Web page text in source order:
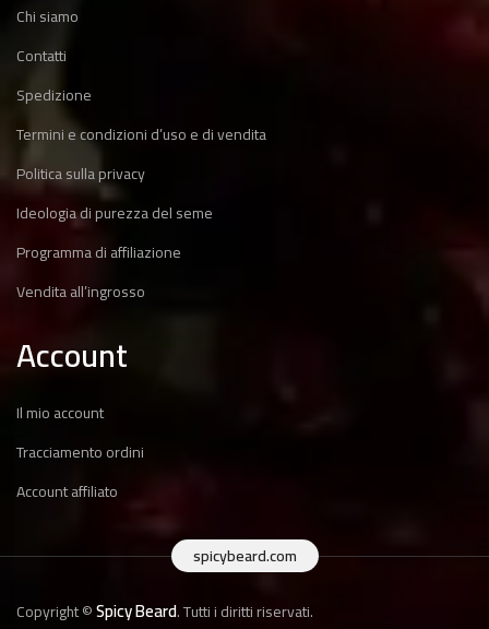
Chi siamo
Contatti
Spedizione
Termini e condizioni d’uso e di vendita
Politica sulla privacy
Ideologia di purezza del seme
Programma di affiliazione
Vendita all’ingrosso
Account
Il mio account
Tracciamento ordini
Account affiliato
spicybeard.com
Copyright ©Spicy Beard. Tutti i diritti riservati.